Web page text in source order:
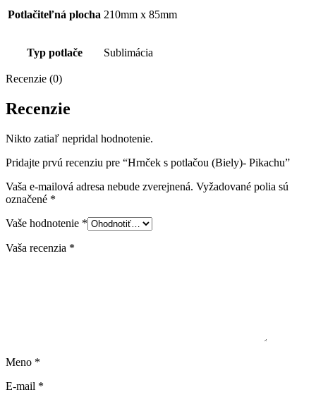
Potlačiteľná plocha 210mm x 85mm
Typ potlače Sublimácia
Recenzie (0)
Recenzie
Nikto zatiaľ nepridal hodnotenie.
Pridajte prvú recenziu pre “Hrnček s potlačou (Biely)- Pikachu”
Vaša e-mailová adresa nebude zverejnená. Vyžadované polia sú
označené *
Vaše hodnotenie *
Vaša recenzia *
Meno *
E-mail *